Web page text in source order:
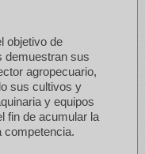
objetivo de
demuestran sus
agropecuario,
sus cultivos y
y equipos
fin de acumular la
competencia.